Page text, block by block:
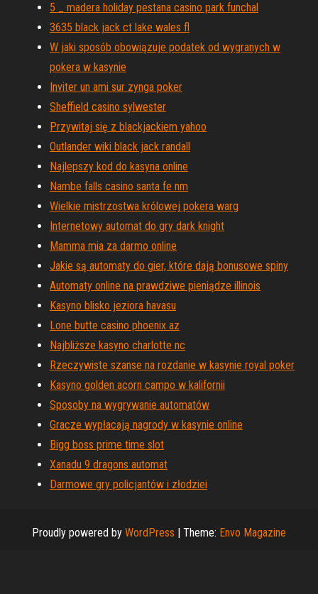
5 _ madera holiday pestana casino park funchal
3635 black jack ct lake wales fl
W jaki sposób obowiązuje podatek od wygranych w
pokera w kasynie
Inviter un ami sur zynga poker
Sheffield casino sylwester
Przywitaj się z blackjackiem yahoo
Outlander wiki black jack randall
Najlepszy kod do kasyna online
Nambe falls casino santa fe nm
Wielkie mistrzostwa królowej pokera warg
Internetowy automat do gry dark knight
Mamma mia za darmo online
Jakie są automaty do gier, które dają bonusowe spiny
Automaty online na prawdziwe pieniądze illinois
Kasyno blisko jeziora havasu
Lone butte casino phoenix az
Najbliższe kasyno charlotte nc
Rzeczywiste szanse na rozdanie w kasynie royal poker
Kasyno golden acorn campo w kalifornii
Sposoby na wygrywanie automatów
Gracze wypłacają nagrody w kasynie online
Bigg boss prime time slot
Xanadu 9 dragons automat
Darmowe gry policjantów i złodziei
Proudly powered by WordPress | Theme: Envo Magazine